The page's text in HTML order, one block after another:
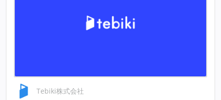
Tebiki株式会社